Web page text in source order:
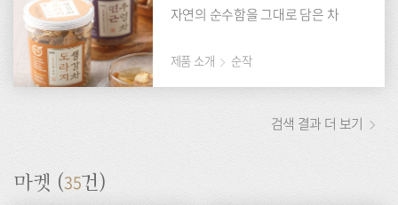
자연의 순수함을 그대로 담은 차
제품 소개 순작
검색 결과 더 보기
마켓 (35건)